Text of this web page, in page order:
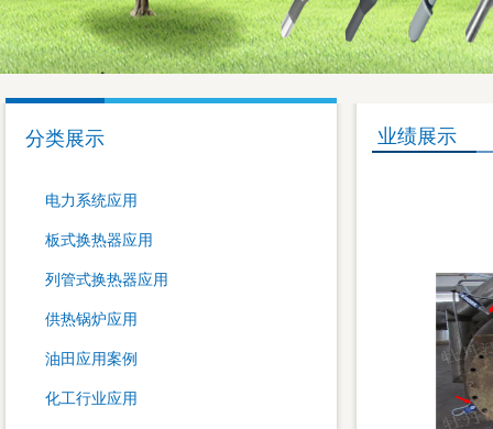
分类展示
电力系统应用
板式换热器应用
列管式换热器应用
供热锅炉应用
油田应用案例
化工行业应用
业绩展示